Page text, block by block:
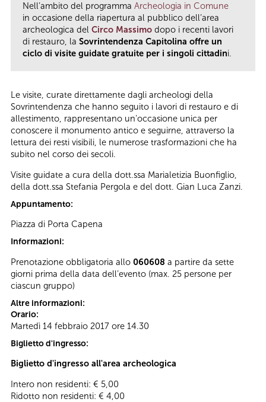
Nell’ambito del programma Archeologia in Comune
in occasione della riapertura al pubblico dell’area
archeologica del Circo Massimo dopo i recenti lavori
di restauro, la Sovrintendenza Capitolina offre un
ciclo di visite guidate gratuite per i singoli cittadini.
Le visite, curate direttamente dagli archeologi della
Sovrintendenza che hanno seguito i lavori di restauro e di
allestimento, rappresentano un’occasione unica per
conoscere il monumento antico e seguirne, attraverso la
lettura dei resti visibili, le numerose trasformazioni che ha
subito nel corso dei secoli.
Visite guidate a cura della dott.ssa Marialetizia Buonfiglio,
della dott.ssa Stefania Pergola e del dott. Gian Luca Zanzi.
Appuntamento:
Piazza di Porta Capena
Informazioni:
Prenotazione obbligatoria allo 060608 a partire da sette
giorni prima della data dell’evento (max. 25 persone per
ciascun gruppo)
Altre informazioni:
Orario:
Martedì 14 febbraio 2017 ore 14.30
Biglietto d'ingresso:
Biglietto d'ingresso all'area archeologica
Intero non residenti: € 5,00
Ridotto non residenti: € 4,00